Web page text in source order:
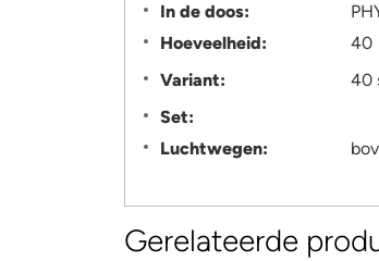
In de doos:
Hoeveelheid:
40
Variant:
40
Set:
Luchtwegen:
Gerelateerde